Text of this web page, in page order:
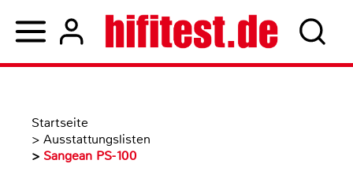
Startseite
> Ausstattungslisten
> Sangean PS-100